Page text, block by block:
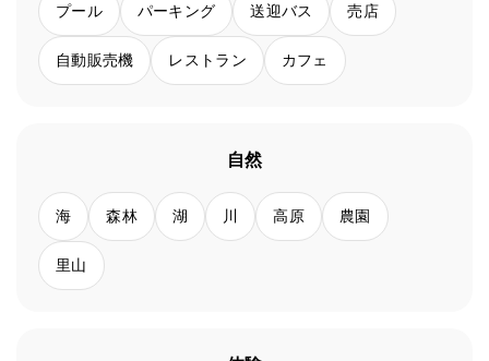
プール パーキング 送迎バス 売店
自動販売機 レストラン カフェ
自然
海 森林 湖 川 高原 農園
里山